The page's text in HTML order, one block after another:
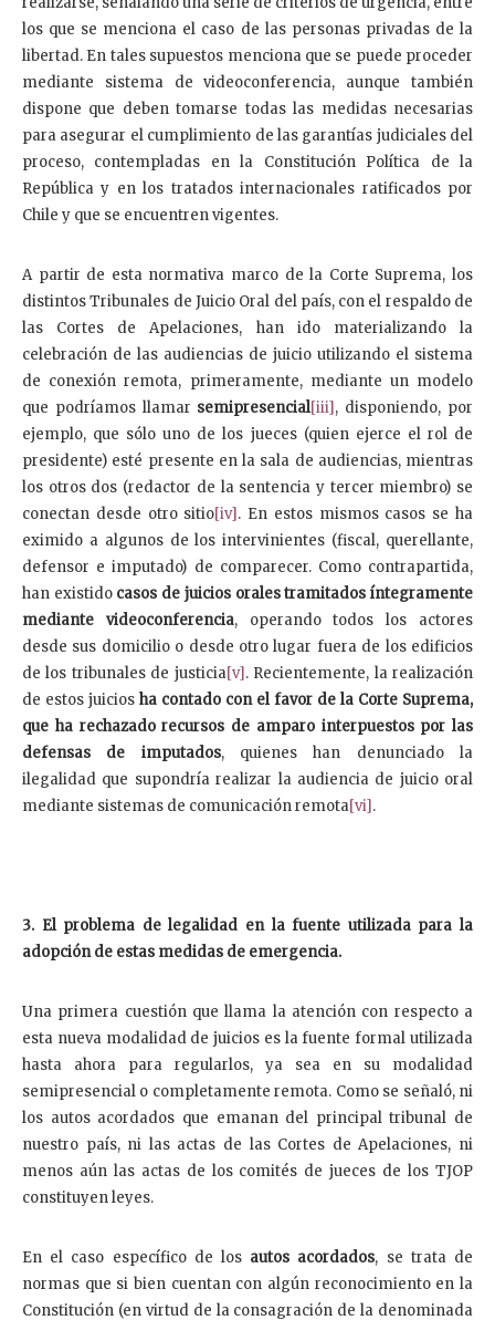
los que se menciona el caso de las personas privadas de la
libertad. En tales supuestos menciona que se puede proceder
mediante sistema de videoconferencia, aunque también
dispone que deben tomarse todas las medidas necesarias
para asegurar el cumplimiento de las garantías judiciales del
proceso, contempladas en la Constitución Política de la
República y en los tratados internacionales ratificados por
Chile y que se encuentren vigentes.
A partir de esta normativa marco de la Corte Suprema, los
distintos Tribunales de Juicio Oral del país, con el respaldo de
las Cortes de Apelaciones, han ido materializando la
celebración de las audiencias de juicio utilizando el sistema
de conexión remota, primeramente, mediante un modelo
que podríamos llamar semipresencial[iii], disponiendo, por
ejemplo, que sólo uno de los jueces (quien ejerce el rol de
presidente) esté presente en la sala de audiencias, mientras
los otros dos (redactor de la sentencia y tercer miembro) se
conectan desde otro sitio[iv]. En estos mismos casos se ha
eximido a algunos de los intervinientes (fiscal, querellante,
defensor e imputado) de comparecer. Como contrapartida,
han existido casos de juicios orales tramitados íntegramente
mediante videoconferencia, operando todos los actores
desde sus domicilio o desde otro lugar fuera de los edificios
de los tribunales de justicia[v]. Recientemente, la realización
de estos juicios ha contado con el favor de la Corte Suprema,
que ha rechazado recursos de amparo interpuestos por las
defensas de imputados, quienes han denunciado la
ilegalidad que supondría realizar la audiencia de juicio oral
mediante sistemas de comunicación remota[vi].
3. El problema de legalidad en la fuente utilizada para la
adopción de estas medidas de emergencia.
Una primera cuestión que llama la atención con respecto a
esta nueva modalidad de juicios es la fuente formal utilizada
hasta ahora para regularlos, ya sea en su modalidad
semipresencial o completamente remota. Como se señaló, ni
los autos acordados que emanan del principal tribunal de
nuestro país, ni las actas de las Cortes de Apelaciones, ni
menos aún las actas de los comités de jueces de los TJOP
constituyen leyes.
En el caso específico de los autos acordados, se trata de
normas que si bien cuentan con algún reconocimiento en la
Constitución (en virtud de la consagración de la denominada